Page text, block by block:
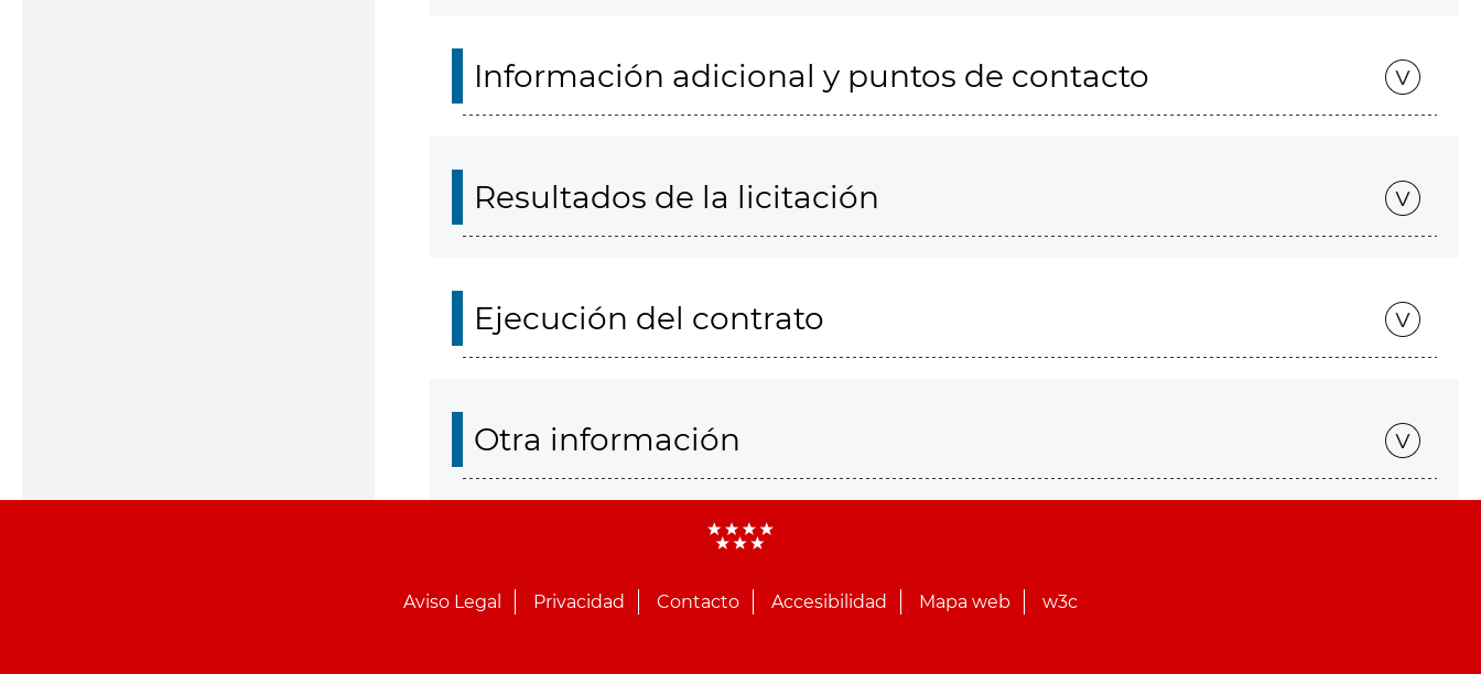
Información adicional y puntos de contacto
Resultados de la licitación
Ejecución del contrato
Otra información
Aviso Legal Privacidad Contacto Accesibilidad Mapa web w3c